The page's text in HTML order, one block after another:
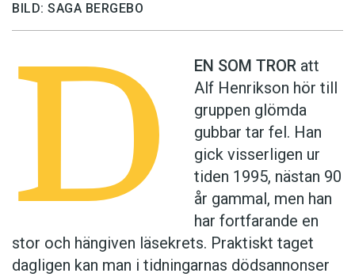
BILD: SAGA BERGEBO
D EN SOM TROR att
Alf Henrikson hör till
gruppen glömda
gubbar tar fel. Han
gick visserligen ur
tiden 1995, nästan 90
år gammal, men han
har fortfarande en
stor och hängiven läsekrets. Praktiskt taget
dagligen kan man i tidningarnas dödsannonser